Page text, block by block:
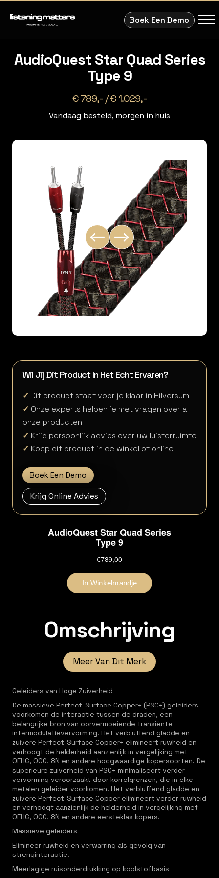
Boek Een Demo
AudioQuest Star Quad Series
Type 9
€ 789,- / € 1.029,-
Vandaag besteld, morgen in huis
Wil Jij Dit Product In Het Echt Ervaren?
✓ Dit product staat voor je klaar in Hilversum
✓ Onze experts helpen je met vragen over al
onze producten
✓ Krijg persoonlijk advies over uw luisterruimte
✓ Koop dit product in de winkel of online
Boek Een Demo
Krijg Online Advies
Omschrijving
Meer Van Dit Merk
Geleiders van Hoge Zuiverheid
De massieve Perfect-Surface Copper+ (PSC+) geleiders
voorkomen de interactie tussen de draden, een
belangrijke bron van oorvermoeiende transiënte
intermodulatievervorming. Het verbluffend gladde en
zuivere Perfect-Surface Copper+ elimineert ruwheid en
verhoogt de helderheid aanzienlijk in vergelijking met
OFHC, OCC, 8N en andere hoogwaardige kopersoorten. De
superieure zuiverheid van PSC+ minimaliseert verder
vervorming veroorzaakt door korrelgrenzen, die in elke
metalen geleider voorkomen. Het verbluffend gladde en
zuivere Perfect-Surface Copper elimineert verder ruwheid
en verhoogt aanzienlijk de helderheid in vergelijking met
OFHC, OCC, 8N en andere eersteklas kopers.
Massieve geleiders
Elimineer ruwheid en verwarring als gevolg van
strenginteractie.
Meerlagige ruisonderdrukking op koolstofbasis